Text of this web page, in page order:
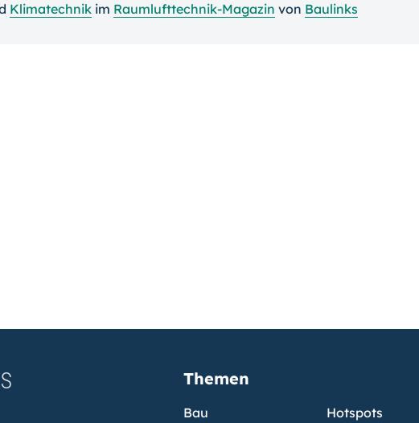
Klimatechnik im Raumlufttechnik-Magazin von Baulinks
Themen
Bau
Hotspots